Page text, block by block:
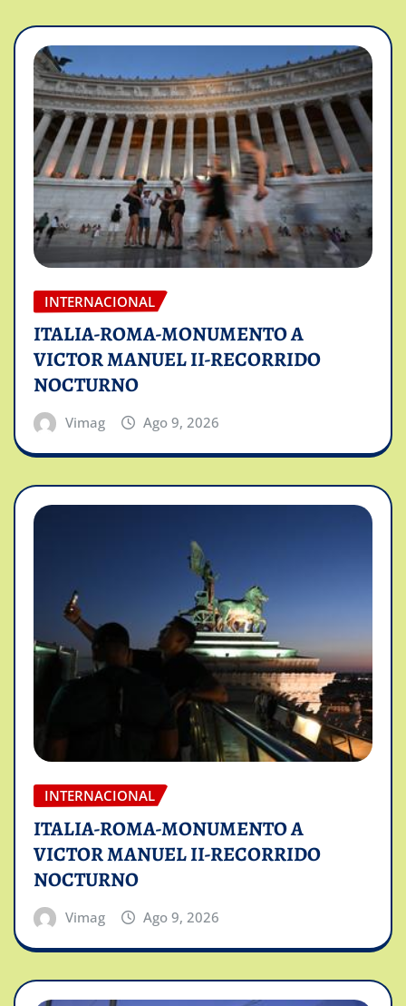
INTERNACIONAL
ITALIA-ROMA-MONUMENTO A
VICTOR MANUEL II-RECORRIDO
NOCTURNO
Vimag Ago 9, 2026
INTERNACIONAL
ITALIA-ROMA-MONUMENTO A
VICTOR MANUEL II-RECORRIDO
NOCTURNO
Vimag Ago 9, 2026